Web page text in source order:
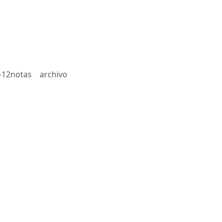
12notas archivo